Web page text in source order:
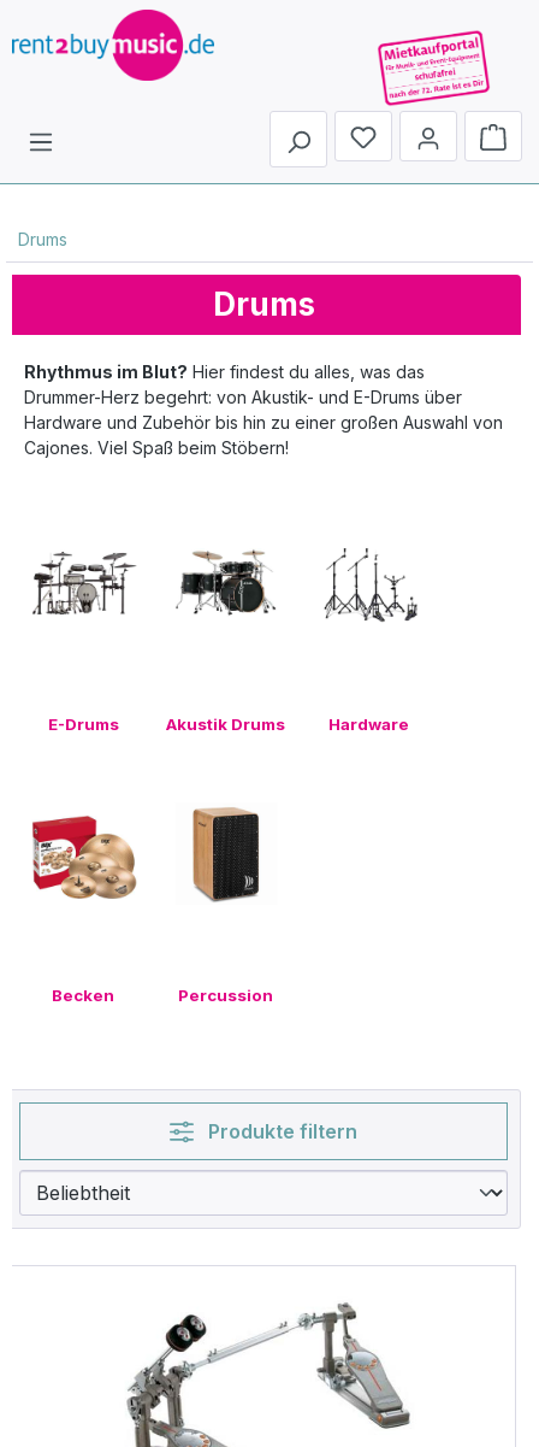
Du hast 0 Produkte
Drums
Drums
Rhythmus im Blut? Hier findest du alles, was das
Drummer-Herz begehrt: von Akustik- und E-Drums über
Hardware und Zubehör bis hin zu einer großen Auswahl von
Cajones. Viel Spaß beim Stöbern!
E-Drums Akustik Drums Hardware
Becken Percussion
Produkte filtern